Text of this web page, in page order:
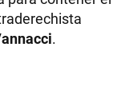
.